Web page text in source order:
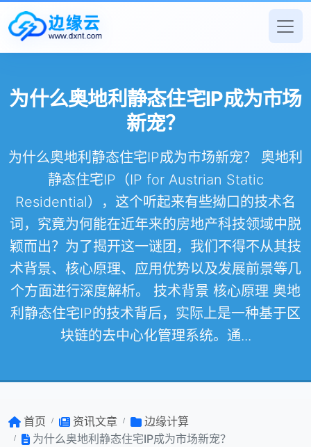
为什么奥地利静态住宅IP成为市场
新宠？
为什么奥地利静态住宅IP成为市场新宠？ 奥地利
静态住宅IP（IP for Austrian Static
Residential），这个听起来有些拗口的技术名
词，究竟为何能在近年来的房地产科技领域中脱
颖而出？为了揭开这一谜团，我们不得不从其技
术背景、核心原理、应用优势以及发展前景等几
个方面进行深度解析。 技术背景 核心原理 奥地
利静态住宅IP的技术背后，实际上是一种基于区
块链的去中心化管理系统。通...
首页 资讯文章
边缘计算
为什么奥地利静态住宅IP成为市场新宠？